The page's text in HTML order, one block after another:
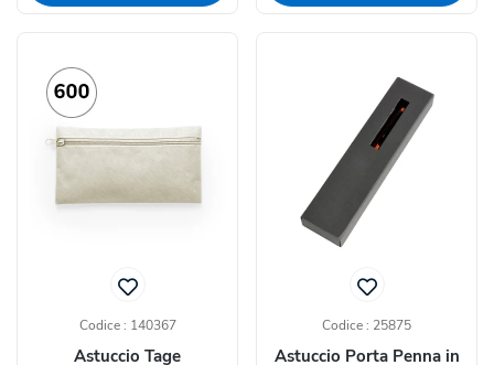
Codice : 140367
Astuccio Tage
Codice : 25875
Astuccio Porta Penna in